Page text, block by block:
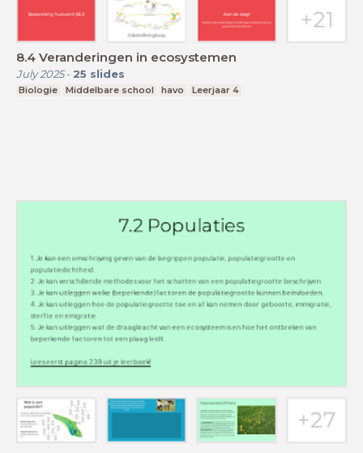
8.4 Veranderingen in ecosystemen
July 2025- 25 slides
Biologie Middelbare school havo Leerjaar 4